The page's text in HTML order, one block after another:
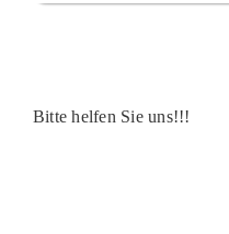
Bitte helfen Sie uns!!!